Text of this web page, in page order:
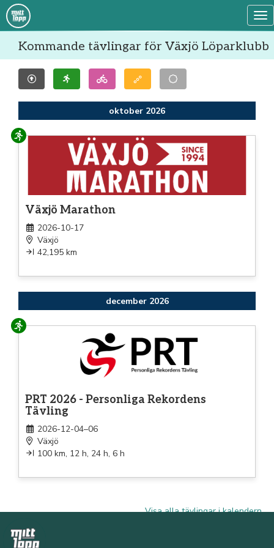
Kommande tävlingar för Växjö Löparklubb
oktober 2026
Löpning
Växjö Marathon
2026-10-17
Växjö
42,195 km
december 2026
Löpning
PRT 2026 - Personliga Rekordens
Tävling
2026-12-04–06
Växjö
100 km, 12 h, 24 h, 6 h
Visa alla tävlingar i kalendern